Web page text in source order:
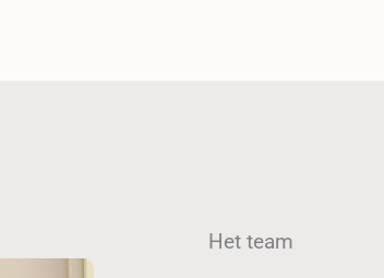
Het team